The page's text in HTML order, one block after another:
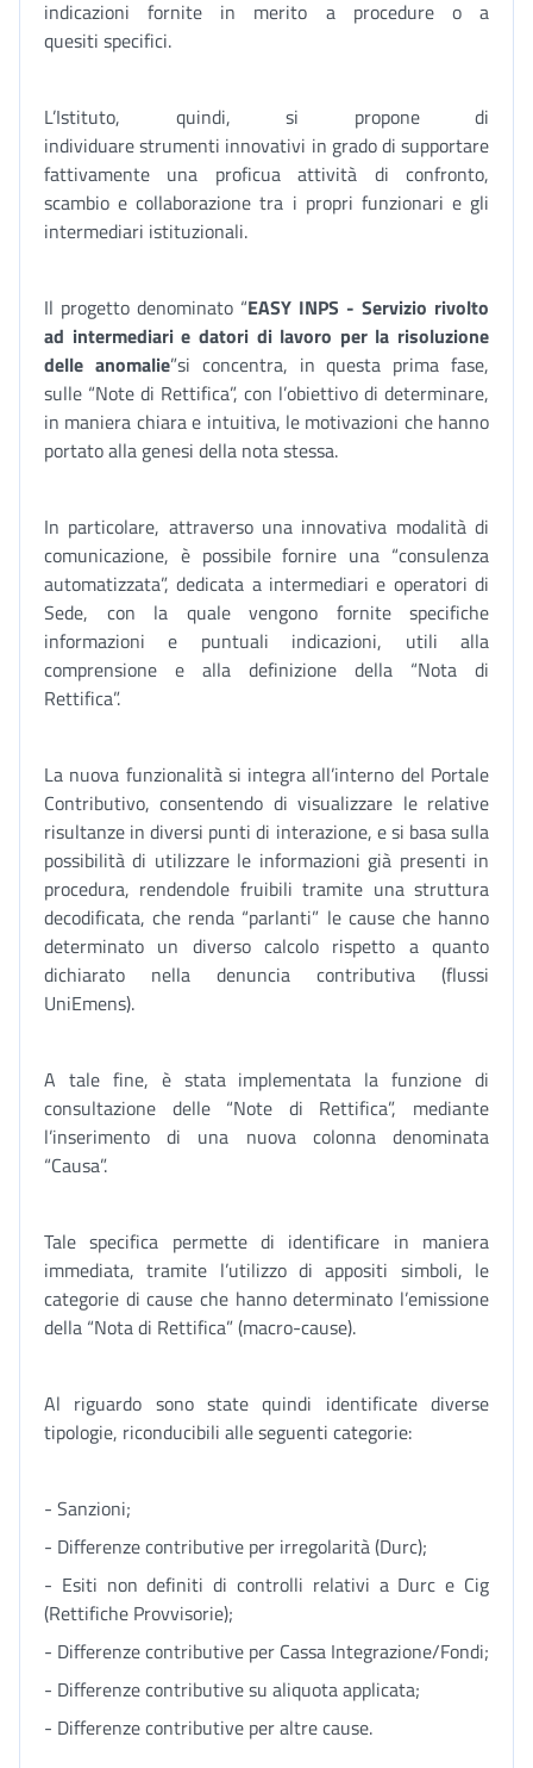
indicazioni fornite in merito a procedure o a
quesiti specifici.
L’Istituto, quindi, si propone di
individuare strumenti innovativi in grado di supportare
fattivamente una proficua attività di confronto,
scambio e collaborazione tra i propri funzionari e gli
intermediari istituzionali.
Il progetto denominato “EASY INPS - Servizio rivolto
ad intermediari e datori di lavoro per la risoluzione
delle anomalie”si concentra, in questa prima fase,
sulle “Note di Rettifica”, con l’obiettivo di determinare,
in maniera chiara e intuitiva, le motivazioni che hanno
portato alla genesi della nota stessa.
In particolare, attraverso una innovativa modalità di
comunicazione, è possibile fornire una “consulenza
automatizzata”, dedicata a intermediari e operatori di
Sede, con la quale vengono fornite specifiche
informazioni e puntuali indicazioni, utili alla
comprensione e alla definizione della “Nota di
Rettifica”.
La nuova funzionalità si integra all’interno del Portale
Contributivo, consentendo di visualizzare le relative
risultanze in diversi punti di interazione, e si basa sulla
possibilità di utilizzare le informazioni già presenti in
procedura, rendendole fruibili tramite una struttura
decodificata, che renda “parlanti” le cause che hanno
determinato un diverso calcolo rispetto a quanto
dichiarato nella denuncia contributiva (flussi
UniEmens).
A tale fine, è stata implementata la funzione di
consultazione delle “Note di Rettifica”, mediante
l’inserimento di una nuova colonna denominata
“Causa”.
Tale specifica permette di identificare in maniera
immediata, tramite l’utilizzo di appositi simboli, le
categorie di cause che hanno determinato l’emissione
della “Nota di Rettifica” (macro-cause).
Al riguardo sono state quindi identificate diverse
tipologie, riconducibili alle seguenti categorie:
- Sanzioni;
- Differenze contributive per irregolarità (Durc);
- Esiti non definiti di controlli relativi a Durc e Cig
(Rettifiche Provvisorie);
- Differenze contributive per Cassa Integrazione/Fondi;
- Differenze contributive su aliquota applicata;
- Differenze contributive per altre cause.